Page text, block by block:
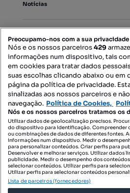
Notícias
Mapa do Site
Contacte-nos
SIGA-NOS:
DESCARREGAR
Preocupamo-nos com a sua privacidade
Nós e os nossos parceiros429
informações num dispositivo, tais
em cookies para tratar dados
suas escolhas clicando abaixo ou em
página da política de privacidade.
sinalizadas aos nossos parceiros e
navegação. Política de Cookies,
Nós e os nossos parceiros tratamos os
Utilizar dados de geolocalização precisos.
do dispositivo para identificação. Compreender
ou combinações de dados de diferentes fontes.
informações num dispositivo. Medir o
para personalizar conteúdos. Criar perfis para
Desenvolver e melhorar serviços. Utilizar dados
publicidade. Medir o desempenho dos
selecionar conteúdos. Utilizar perfis para
Utilizar perfis para selecionar conteúdos
Lista de parceiros (fornecedores)